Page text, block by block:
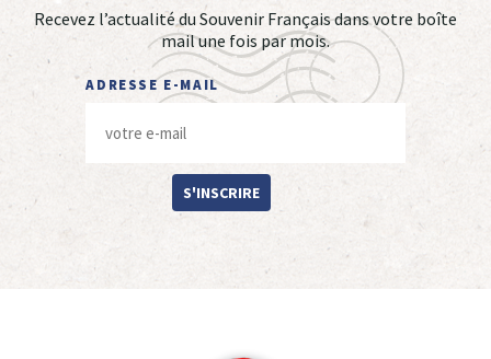
Recevez l’actualité du Souvenir Français dans votre boîte
mail une fois par mois.
ADRESSE E-MAIL
S'INSCRIRE